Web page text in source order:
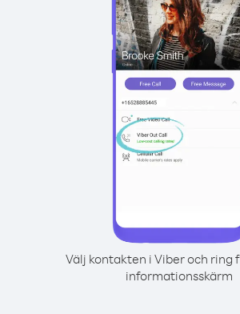
Välj kontakten i Viber och ring
informationsskärm